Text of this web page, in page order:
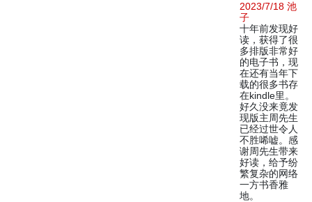
2023/7/18 池
子
十年前发现好
读，获得了很
多排版非常好
的电子书，现
在还有当年下
载的很多书存
在kindle里。
好久没来竟发
现版主周先生
已经过世令人
不胜唏嘘。感
谢周先生带来
好读，给予纷
繁复杂的网络
一方书香雅
地。